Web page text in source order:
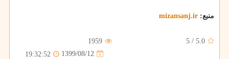
منبع: mizansanj.ir
5.0
/
5
1959
1399/08/12
19:32:52